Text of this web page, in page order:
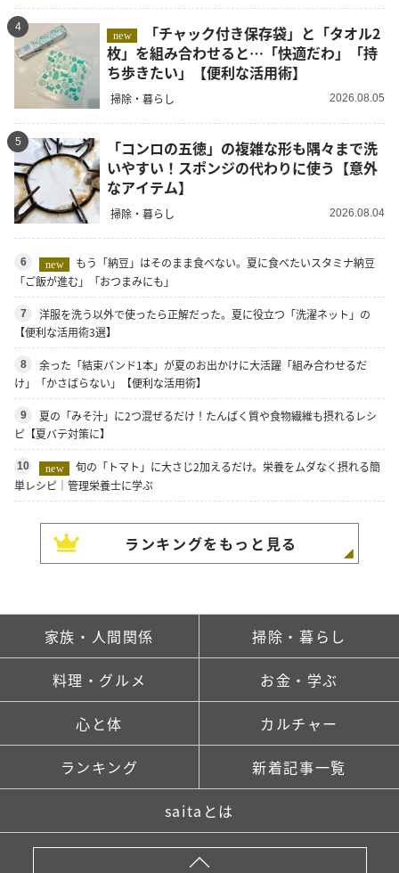
4
new
枚」を組み合わせると…「快適だわ」「持
ち歩きたい」【便利な活用術】
掃除・暮らし 2026.08.05
5
「コンロの五徳」の複雑な形も隅々まで洗
いやすい！スポンジの代わりに使う【意外
なアイテム】
掃除・暮らし 2026.08.04
6 new
もう「納豆」はそのまま食べない。夏に食べたいスタミナ納豆
「ご飯が進む」「おつまみにも」
7
洋服を洗う以外で使ったら正解だった。夏に役立つ「洗濯ネット」の
【便利な活用術3選】
8
余った「結束バンド1本」が夏のお出かけに大活躍「組み合わせるだ
け」「かさばらない」【便利な活用術】
9
夏の「みそ汁」に2つ混ぜるだけ！たんぱく質や食物繊維も摂れるレシ
ピ【夏バテ対策に】
10 new
旬の「トマト」に大さじ2加えるだけ。栄養をムダなく摂れる簡
単レシピ｜管理栄養士に学ぶ
ランキングをもっと見る
家族・人間関係 掃除・暮らし
料理・グルメ お金・学ぶ
心と体 カルチャー
ランキング 新着記事一覧
saitaとは